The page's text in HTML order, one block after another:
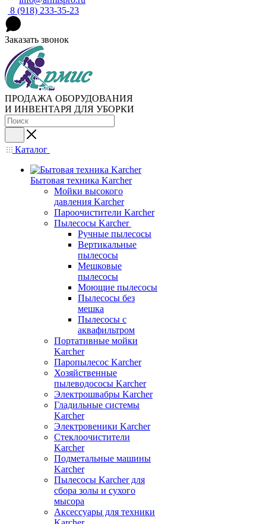
8 (918) 233-35-23
Заказать звонок
ПРОДАЖА ОБОРУДОВАНИЯ
И ИНВЕНТАРЯ ДЛЯ УБОРКИ
Каталог
Бытовая техника Karcher
Мойки высокого
давления Karcher
Пароочистители Karcher
Пылесосы Karcher
Ручные пылесосы
Вертикальные
пылесосы
Мешковые
пылесосы
Моющие пылесосы
Пылесосы без
мешка
Пылесосы с
аквафильтром
Портативные мойки
Karcher
Паропылесос Karcher
Хозяйственные
пылеводососы Karcher
Электрошвабры Karcher
Гладильные системы
Karcher
Электровеники Karcher
Стеклоочистители
Karcher
Подметальные машины
Karcher
Пылесосы Karcher для
сбора золы и сухого
мысора
Аксессуары для техники